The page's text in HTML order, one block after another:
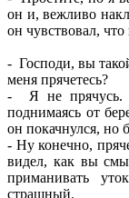
он и, вежливо
он чувствовал,
- Господи, вы
меня прячетесь?
- Я не прячусь.
поднимаясь от
он покачнулся, но
- Ну конечно,
видел, как вы
приманивать
страшный.